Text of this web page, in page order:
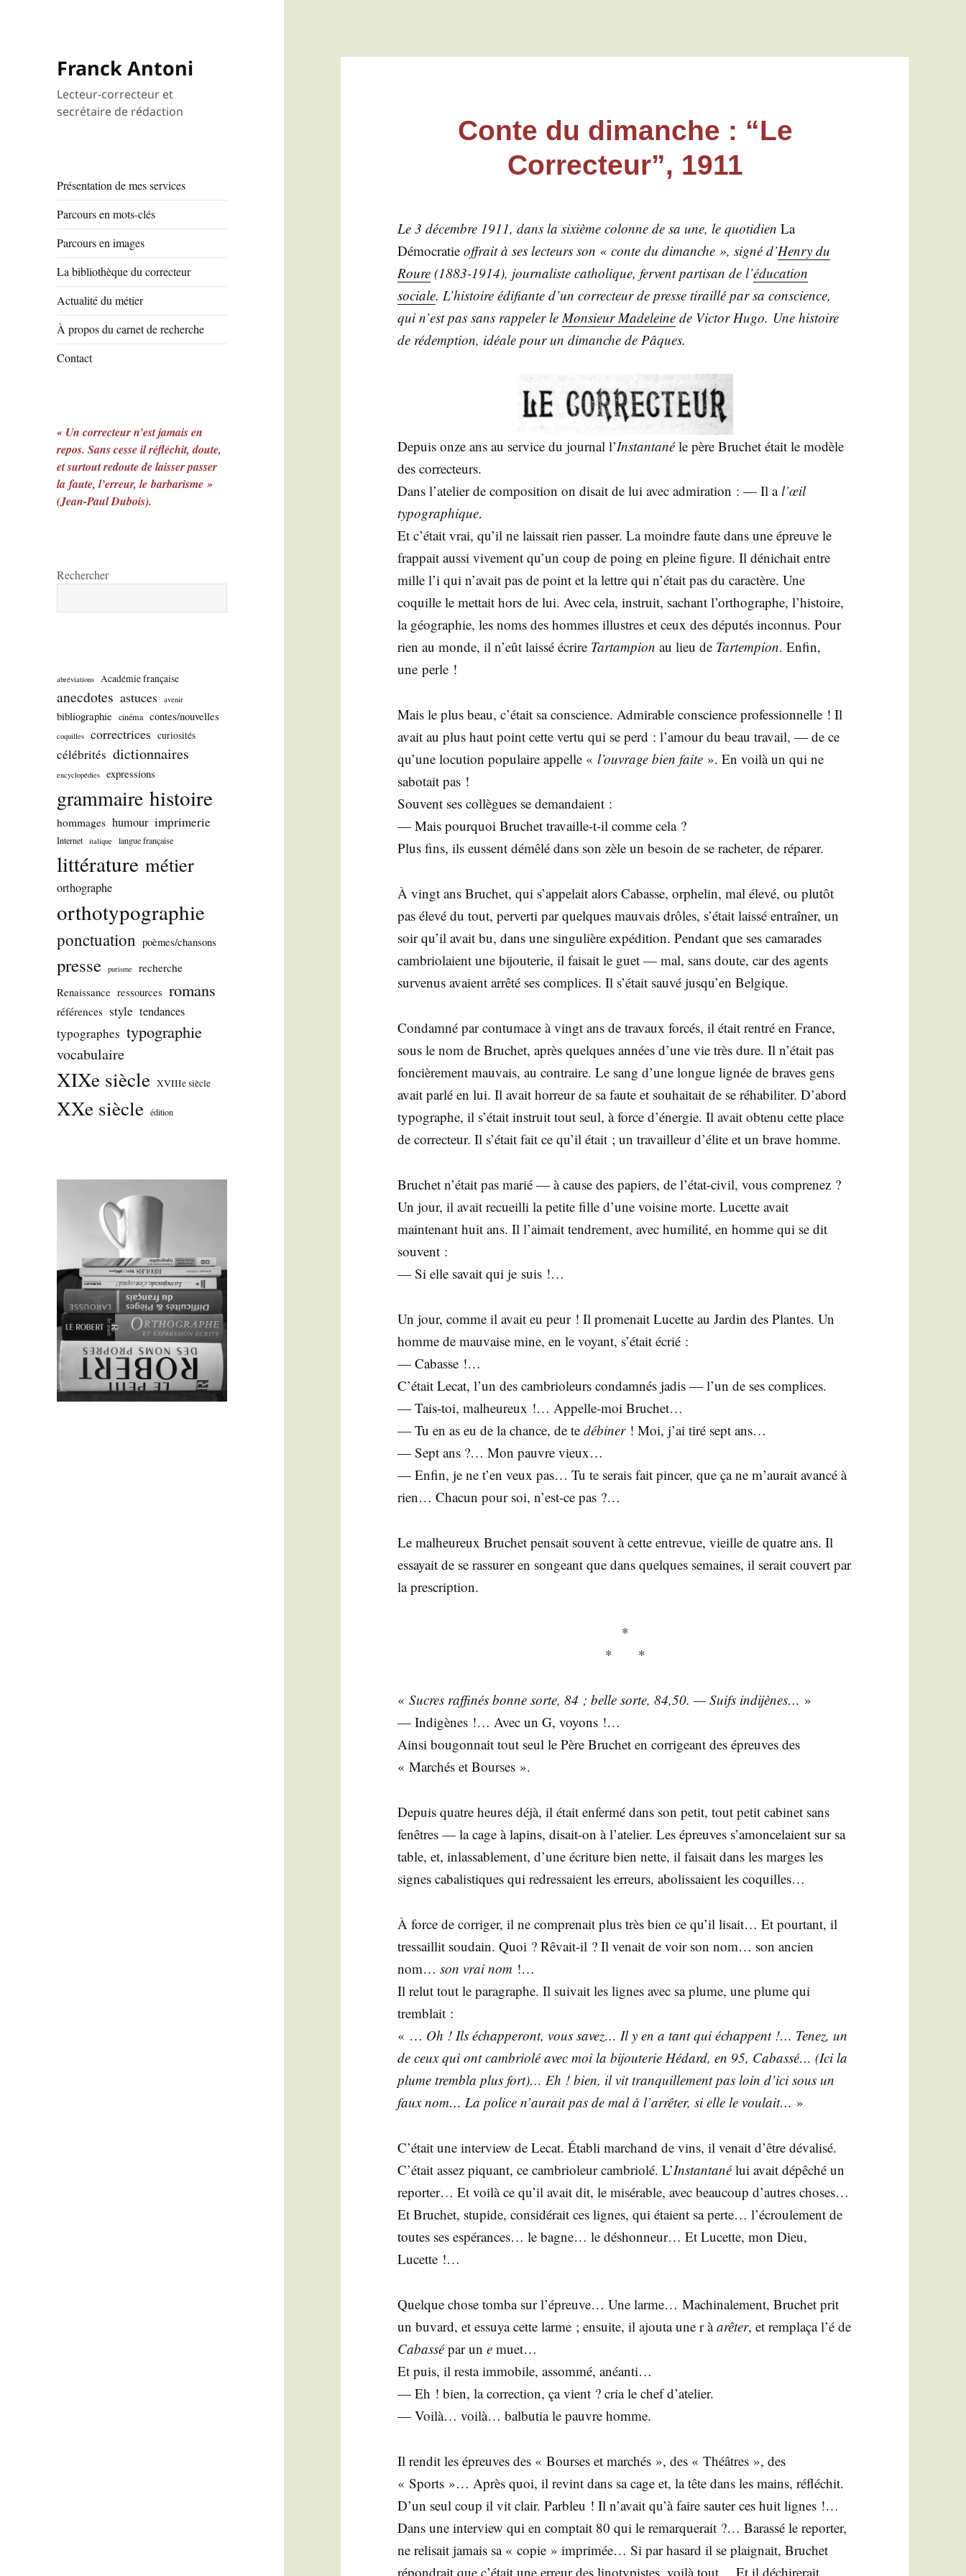
Franck Antoni
Lecteur-correcteur et
secrétaire de rédaction
Présentation de mes services
Parcours en mots-clés
Parcours en images
La bibliothèque du correcteur
Actualité du métier
À propos du carnet de recherche
Contact
« Un correcteur n’est jamais en
repos. Sans cesse il réfléchit, doute,
et surtout redoute de laisser passer
la faute, l’erreur, le barbarisme »
(Jean-Paul Dubois).
Rechercher
abréviations Académie française
anecdotes astuces avenir
bibliographie cinéma contes/nouvelles
coquilles correctrices curiosités
célébrités dictionnaires
encyclopédies expressions
grammaire histoire
hommages humour imprimerie
Internet italique langue française
littérature métier
orthographe
orthotypographie
ponctuation poèmes/chansons
presse purisme
recherche
Renaissance ressources romans
références style tendances
typographes typographie
vocabulaire
XIXe siècle XVIIIe siècle
XXe siècle édition
Conte du dimanche : “Le
Correcteur”, 1911
Le 3 décembre 1911, dans la sixième colonne de sa une, le quo­ti­dienLa
Démo­cra­tie offrait à ses lec­teurs son « conte du dimanche », signé d’Hen­ry du
Roure (1883-1914), jour­na­liste catho­lique, fervent par­ti­san de l’édu­ca­tion
sociale. L’his­toire édi­fiante d’un cor­rec­teur de presse tiraillé par sa conscience,
qui n’est pas sans rap­pe­ler leMon­sieur Made­leine de Vic­tor Hugo. Une his­toire
de rédemp­tion, idéale pour un dimanche de Pâques.
Depuis onze ans au ser­vice du jour­nal l’Ins­tan­ta­néle père Bru­chet était le modèle
des cor­rec­teurs.
Dans l’atelier de com­po­si­tion on disait de lui avec admi­ra­tion : — Il al’œil
typo­gra­phique.
Et c’était vrai, qu’il ne lais­sait rien pas­ser. La moindre faute dans une épreuve le
frap­pait aus­si vive­ment qu’un coup de poing en pleine figure. Il déni­chait entre
mille l’i qui n’avait pas de point et la lettre qui n’était pas du carac­tère. Une
coquille le met­tait hors de lui. Avec cela, ins­truit, sachant l’orthographe, l’histoire,
la géo­gra­phie, les noms des hommes illustres et ceux des dépu­tés incon­nus. Pour
rien au monde, il n’eût lais­sé écrire Tar­tam­pion au lieu de Tar­tem­pion. Enfin,
une perle !
Mais le plus beau, c’était sa conscience. Admi­rable conscience pro­fes­sion­nelle ! Il
avait au plus haut point cette ver­tu qui se perd : l’amour du beau tra­vail, — de ce
qu’une locu­tion popu­laire appelle «l’ouvrage bien faite ». En voi­là un qui ne
sabo­tait pas !
Sou­vent ses col­lègues se deman­daient :
— Mais pour­quoi Bru­chet tra­vaille-t-il comme cela ?
Plus fins, ils eussent démê­lé dans son zèle un besoin de se rache­ter, de réparer.
À vingt ans Bru­chet, qui s’appelait alors Cabasse, orphe­lin, mal éle­vé, ou plu­tôt
pas éle­vé du tout, per­ver­ti par quelques mau­vais drôles, s’était lais­sé entraî­ner, un
soir qu’il avait bu, dans une sin­gu­lière expé­di­tion. Pen­dant que ses cama­rades
cam­brio­laient une bijou­te­rie, il fai­sait le guet — mal, sans doute, car des agents
sur­ve­nus avaient arrê­té ses com­plices. Il s’était sau­vé jusqu’en Belgique.
Condam­né par contu­mace à vingt ans de tra­vaux for­cés, il était ren­tré en France,
sous le nom de Bru­chet, après quelques années d’une vie très dure. Il n’était pas
fon­ciè­re­ment mau­vais, au contraire. Le sang d’une longue lignée de braves gens
avait par­lé en lui. Il avait hor­reur de sa faute et sou­hai­tait de se réha­bi­li­ter. D’abord
typo­graphe, il s’était ins­truit tout seul, à force d’énergie. Il avait obte­nu cette place
de cor­rec­teur. Il s’était fait ce qu’il était ; un tra­vailleur d’élite et un brave homme.
Bru­chet n’était pas marié — à cause des papiers, de l’état-civil, vous com­pre­nez ?
Un jour, il avait recueilli la petite fille d’une voi­sine morte. Lucette avait
main­te­nant huit ans. Il l’aimait ten­dre­ment, avec humi­li­té, en homme qui se dit
sou­vent :
— Si elle savait qui je suis !…
Un jour, comme il avait eu peur ! Il pro­me­nait Lucette au Jar­din des Plantes. Un
homme de mau­vaise mine, en le voyant, s’était écrié :
— Cabasse !…
C’était Lecat, l’un des cam­brio­leurs condam­nés jadis — l’un de ses com­plices.
— Tais-toi, mal­heu­reux !… Appelle-moi Bru­chet…
— Tu en as eu de la chance, de tedébi­ner! Moi, j’ai tiré sept ans…
— Sept ans ?… Mon pauvre vieux…
— Enfin, je ne t’en veux pas… Tu te serais fait pin­cer, que ça ne m’aurait avan­cé à
rien… Cha­cun pour soi, n’est-ce pas ?…
Le mal­heu­reux Bru­chet pen­sait sou­vent à cette entre­vue, vieille de quatre ans. Il
essayait de se ras­su­rer en son­geant que dans quelques semaines, il serait cou­vert par
la prescription.
*
* *
«Sucres raf­fi­nés bonne sorte, 84 ; belle sorte, 84,50. — Suifs indi­jènes… »
— Indi­gènes !… Avec un G, voyons !…
Ain­si bou­gon­nait tout seul le Père Bru­chet en cor­ri­geant des épreuves des
« Mar­chés et Bourses ».
Depuis quatre heures déjà, il était enfer­mé dans son petit, tout petit cabi­net sans
fenêtres — la cage à lapins, disait-on à l’atelier. Les épreuves s’amoncelaient sur sa
table, et, inlas­sa­ble­ment, d’une écri­ture bien nette, il fai­sait dans les marges les
signes caba­lis­tiques qui redres­saient les erreurs, abo­lis­saient les coquilles…
À force de cor­ri­ger, il ne com­pre­nait plus très bien ce qu’il lisait… Et pour­tant, il
tres­saillit sou­dain. Quoi ? Rêvait-il ? Il venait de voir son nom… son ancien
nom…son vrai nom !…
Il relut tout le para­graphe. Il sui­vait les lignes avec sa plume, une plume qui
trem­blait :
« … Oh ! Ils échap­pe­ront, vous savez… Il y en a tant qui échappent !… Tenez, un
de ceux qui ont cam­brio­lé avec moi la bijou­te­rie Hédard, en 95, Cabas­sé… (Ici la
plume trem­bla plus fort)… Eh ! bien, il vit tran­quille­ment pas loin d’ici sous un
faux nom… La police n’aurait pas de mal à l’arrêter, si elle le vou­lait… »
C’était une inter­view de Lecat. Éta­bli mar­chand de vins, il venait d’être déva­li­sé.
C’était assez piquant, ce cam­brio­leur cam­brio­lé. L’Ins­tan­ta­nélui avait dépê­ché un
repor­ter… Et voi­là ce qu’il avait dit, le misé­rable, avec beau­coup d’autres choses…
Et Bru­chet, stu­pide, consi­dé­rait ces lignes, qui étaient sa perte… l’écroulement de
toutes ses espé­rances… le bagne… le déshon­neur… Et Lucette, mon Dieu,
Lucette !…
Quelque chose tom­ba sur l’épreuve… Une larme… Machi­na­le­ment, Bru­chet prit
un buvard, et essuya cette larme ; ensuite, il ajou­ta une r àarê­ter, et rem­pla­ça l’é de
Cabas­sépar une muet…
Et puis, il res­ta immo­bile, assom­mé, anéan­ti…
— Eh ! bien, la cor­rec­tion, ça vient ? cria le chef d’atelier.
— Voi­là… voi­là… bal­bu­tia le pauvre homme.
Il ren­dit les épreuves des « Bourses et mar­chés », des « Théâtres », des
« Sports »… Après quoi, il revint dans sa cage et, la tête dans les mains, réflé­chit.
D’un seul coup il vit clair. Par­bleu ! Il n’avait qu’à faire sau­ter ces huit lignes !…
Dans une inter­view qui en comp­tait 80 qui le remar­que­rait ?… Baras­sé le repor­ter,
ne reli­sait jamais sa « copie » impri­mée… Si par hasard il se plai­gnait, Bru­chet
répon­drait que c’était une erreur des lino­ty­pistes, voi­là tout… Et il déchi­re­rait